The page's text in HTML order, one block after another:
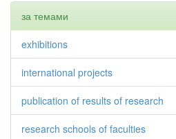
за темами
exhibitions
international projects
publication of results of research
research schools of faculties